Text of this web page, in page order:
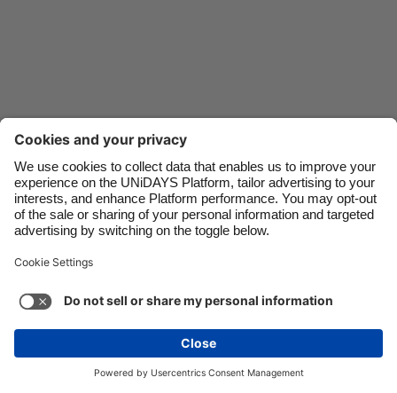
Liên hệ Tập đoàn Nhấn Tuyển dụng
Hỗ trợ
Cài đặt cookie
Chính sách quyền riêng tư
Bản quyền © UNiDAYS. Bảo lưu mọi quyền.
France
India
Indonesia
Ireland
Italia
Malaysia
México
Suomi
United Kingdom
United States
Xem thêm Carousel:Next